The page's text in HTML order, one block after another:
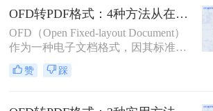
存储。相比之下，便携文档格式
（PDF）则因其跨平台兼容性与广泛
支持而成为最流行的文件格式之一。
因此，需要将OFD文件转换成PDF格
式是很常见的情况。那么如何将ofd文
件转换成pdf呢？本文将详细介绍三种
转换。
OFD转PDF格式：4种方法从在线到桌面端的全路径对比！
OFD（Open Fixed-layout Document）
作为一种电子文档格式，因其标准
化、安全性和长期保存性等特点，在
政务、商务等领域得到了广泛应用。
将OFD文件转换为PDF格式，以便更
赞 踩